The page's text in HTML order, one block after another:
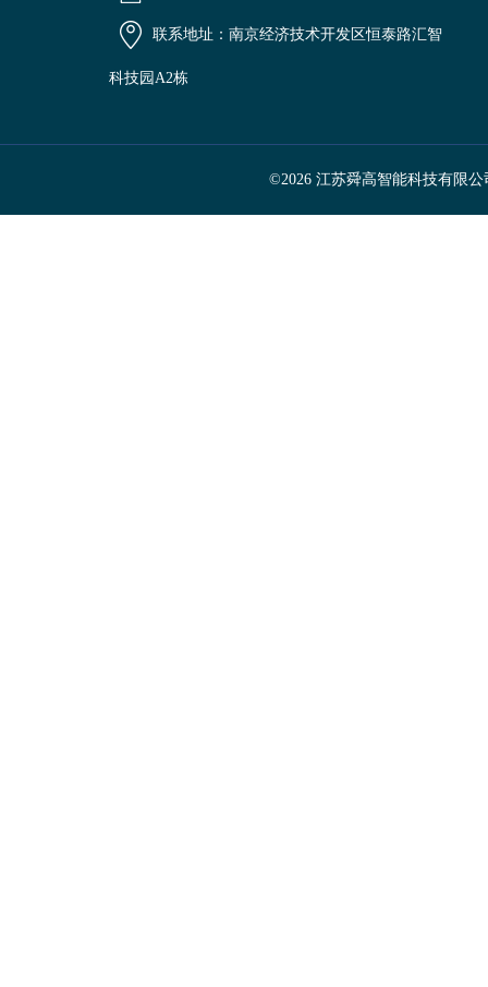
联系地址：南京经济技术开发区恒泰路汇智
科技园A2栋
©2026 江苏舜高智能科技有限